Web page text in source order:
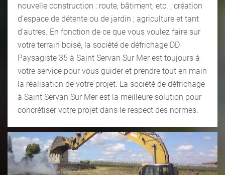
nouvelle construction : route, bâtiment, etc. ; création
d’espace de détente ou de jardin ; agriculture et tant
d’autres. En fonction de ce que vous voulez faire sur
votre terrain boisé, la société de défrichage DD
Paysagiste 35 à Saint Servan Sur Mer est toujours à
votre service pour vous guider et prendre tout en main
la réalisation de votre projet. La société de défrichage
à Saint Servan Sur Mer est la meilleure solution pour
concrétiser votre projet dans le respect des normes.